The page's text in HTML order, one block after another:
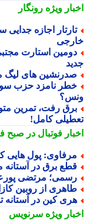
ویژهرونگار
اجازه جدایی
های لیگ
نامزد حزب سوم
رفت، تمرین
کامل!
فوتبال در صبح
پول هایی که
برق در آستانه
مرتضی پورعلی
از روبین کازان
کین در آستانه
ویژهسرنویس